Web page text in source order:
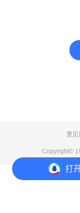
打
意见
Copyright©